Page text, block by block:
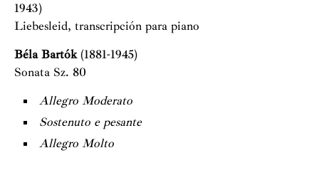
1943)
Liebesleid, transcripción para piano
Béla Bartók (1881-1945)
Sonata Sz. 80
Allegro Moderato
Sostenuto e pesante
Allegro Molto